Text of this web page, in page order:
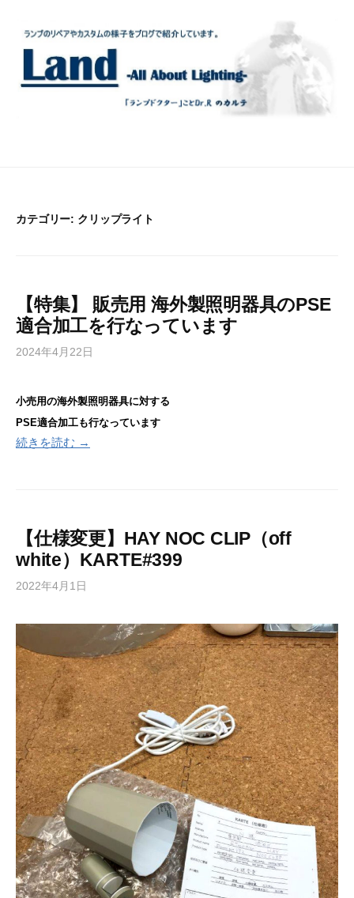
カテゴリー: クリップライト
【特集】 販売用 海外製照明器具のPSE
適合加工を行なっています
2024年4月22日
小売用の海外製照明器具に対する
PSE適合加工も行なっています
続きを読む →
【仕様変更】HAY NOC CLIP（off
white）KARTE#399
2022年4月1日